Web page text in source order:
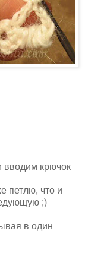
вводим крючок
петлю, что и
;)
в один